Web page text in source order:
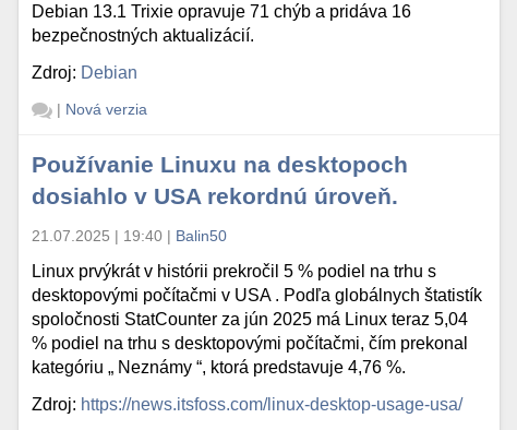
Debian 13.1 Trixie opravuje 71 chýb a pridáva 16
bezpečnostných aktualizácií.
Zdroj: Debian
| Nová verzia
Používanie Linuxu na desktopoch
dosiahlo v USA rekordnú úroveň.
21.07.2025 | 19:40 | Balin50
Linux prvýkrát v histórii prekročil 5 % podiel na trhu s
desktopovými počítačmi v USA . Podľa globálnych štatistík
spoločnosti StatCounter za jún 2025 má Linux teraz 5,04
% podiel na trhu s desktopovými počítačmi, čím prekonal
kategóriu „ Neznámy “, ktorá predstavuje 4,76 %.
Zdroj: https://news.itsfoss.com/linux-desktop-usage-usa/